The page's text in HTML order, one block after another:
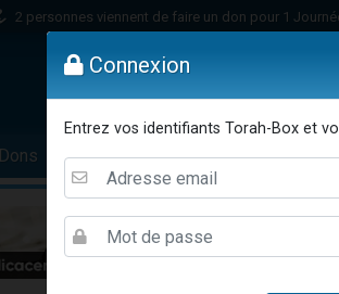
2 personnes viennent de faire un don pour 1
personnes viennent de demander une bénédiction
vient de donner son Maasser
personnes viennent de nous rejoindre sur WhatsApp
personnes viennent de nous rejoindre sur WhatsApp
3 personnes viennent de faire un don pour 5 jours
Dons Femmes Enfants Etude sur
Connexion
Entrez vos identifiants Torah-Box et